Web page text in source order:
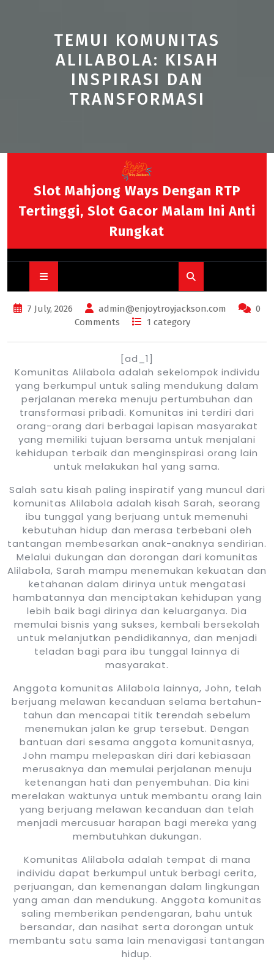
TEMUI KOMUNITAS
ALILABOLA: KISAH
INSPIRASI DAN
TRANSFORMASI
Slot Mahjong Ways Dengan RTP
Tertinggi, Slot Gacor Malam Ini Anti
Rungkat
Button
7 July, 2026 admin@enjoytroyjackson.com
0
Comments
1 category
[ad_1]
Komunitas Alilabola adalah sekelompok individu
yang berkumpul untuk saling mendukung dalam
perjalanan mereka menuju pertumbuhan dan
transformasi pribadi. Komunitas ini terdiri dari
orang-orang dari berbagai lapisan masyarakat
yang memiliki tujuan bersama untuk menjalani
kehidupan terbaik dan menginspirasi orang lain
untuk melakukan hal yang sama.
Salah satu kisah paling inspiratif yang muncul dari
komunitas Alilabola adalah kisah Sarah, seorang
ibu tunggal yang berjuang untuk memenuhi
kebutuhan hidup dan merasa terbebani oleh
tantangan membesarkan anak-anaknya sendirian.
Melalui dukungan dan dorongan dari komunitas
Alilabola, Sarah mampu menemukan kekuatan dan
ketahanan dalam dirinya untuk mengatasi
hambatannya dan menciptakan kehidupan yang
lebih baik bagi dirinya dan keluarganya. Dia
memulai bisnis yang sukses, kembali bersekolah
untuk melanjutkan pendidikannya, dan menjadi
teladan bagi para ibu tunggal lainnya di
masyarakat.
Anggota komunitas Alilabola lainnya, John, telah
berjuang melawan kecanduan selama bertahun-
tahun dan mencapai titik terendah sebelum
menemukan jalan ke grup tersebut. Dengan
bantuan dari sesama anggota komunitasnya,
John mampu melepaskan diri dari kebiasaan
merusaknya dan memulai perjalanan menuju
ketenangan hati dan penyembuhan. Dia kini
merelakan waktunya untuk membantu orang lain
yang berjuang melawan kecanduan dan telah
menjadi mercusuar harapan bagi mereka yang
membutuhkan dukungan.
Komunitas Alilabola adalah tempat di mana
individu dapat berkumpul untuk berbagi cerita,
perjuangan, dan kemenangan dalam lingkungan
yang aman dan mendukung. Anggota komunitas
saling memberikan pendengaran, bahu untuk
bersandar, dan nasihat serta dorongan untuk
membantu satu sama lain menavigasi tantangan
hidup.